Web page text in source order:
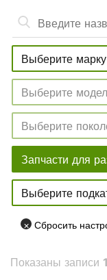
× Сбросить
Показаны записи